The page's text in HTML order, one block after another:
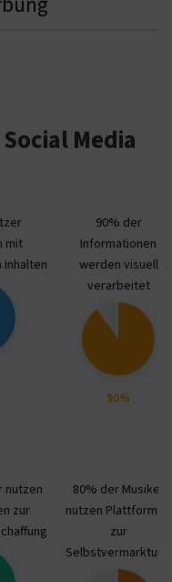
Media
mit
90% der
Informationen
werden visuell
verarbeitet
90%
nutzen
zur
80% der Musiker
nutzen Plattformen
zur
Selbstvermarktung